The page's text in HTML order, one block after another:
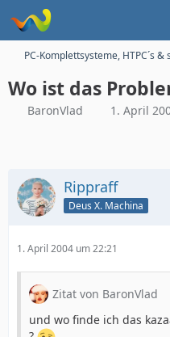
PC-Komplettsysteme, HTPC´s
Wo ist das
BaronVlad 1. April
Rippraff
Deus X. Machina
1. April 2004 um 22:21
Zitat von BaronVlad
und wo finde ich das